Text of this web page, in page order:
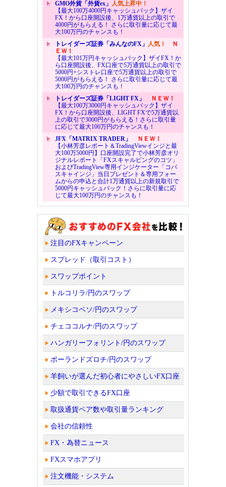
GMO外貨「外貨ex」 人気上昇中！
【最大100万4000円キャッシュバック】ザイ
FX！から口座開設後、1万通貨以上の取引で
4000円がもらえる！ さらに取引量に応じて最
大100万円のチャンスも！
トレイダーズ証券「みんなのFX」 人気！
Ｎ
ＥＷ！
【最大101万円キャッシュバック】ザイFX！か
ら口座開設後、FX口座で5万通貨以上の取引で
5000円+シストレ口座で5万通貨以上の取引で
5000円がもらえる！ さらに取引量に応じて最
大100万円のチャンスも！
トレイダーズ証券「LIGHT FX」
ＮＥＷ！
【最大100万3000円キャッシュバック】ザイ
FX！から口座開設後、LIGHT FXで5万通貨以
上の取引で3000円がもらえる！さらに取引量
に応じて最大100万円のチャンスも！
JFX「MATRIX TRADER」
ＮＥＷ！
【小林芳彦レポート＆TradingViewインジと最
大100万5000円】口座開設完了で小林芳彦オリ
ジナルレポート「FXスキャルピングのコツ」
およびTradingView専用インジケーター「コバ
スキャインジ」当日プレゼント＆専用フォー
ムからの申込と合計1万通貨以上の新規取引で
5000円キャッシュバック！さらに取引量に応
じて最大100万円のチャンスも！
注目のFXキャンペーン
スプレッド（取引コスト）
スワップポイント
トルコリラ/円のスワップ
メキシコペソ/円のスワップ
チェココルナ/円のスワップ
ハンガリーフォリント/円のスワップ
ポーランドズロチ/円のスワップ
羊飼いが選んだ初心者にやさしいFX口座
少額で取引できるFX口座
取扱通貨ペア数や取引量ランキング
会社の信頼性
FX・為替ニュース
FXスマホアプリ
注文機能・システム